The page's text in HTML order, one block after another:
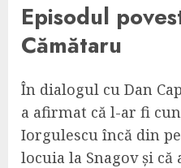
Episodul
Cămătaru
În dialogul cu Dan
a afirmat că l-ar fi
Iorgulescu încă din
locuia la Snagov și